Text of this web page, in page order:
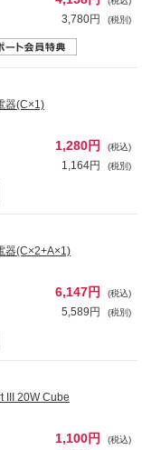
3,780円 (税別)
器(C×1)
1,280円 (税込)
1,164円 (税別)
器(C×2+A×1)
6,147円 (税込)
5,589円 (税別)
III 20W Cube
1,100円 (税込)